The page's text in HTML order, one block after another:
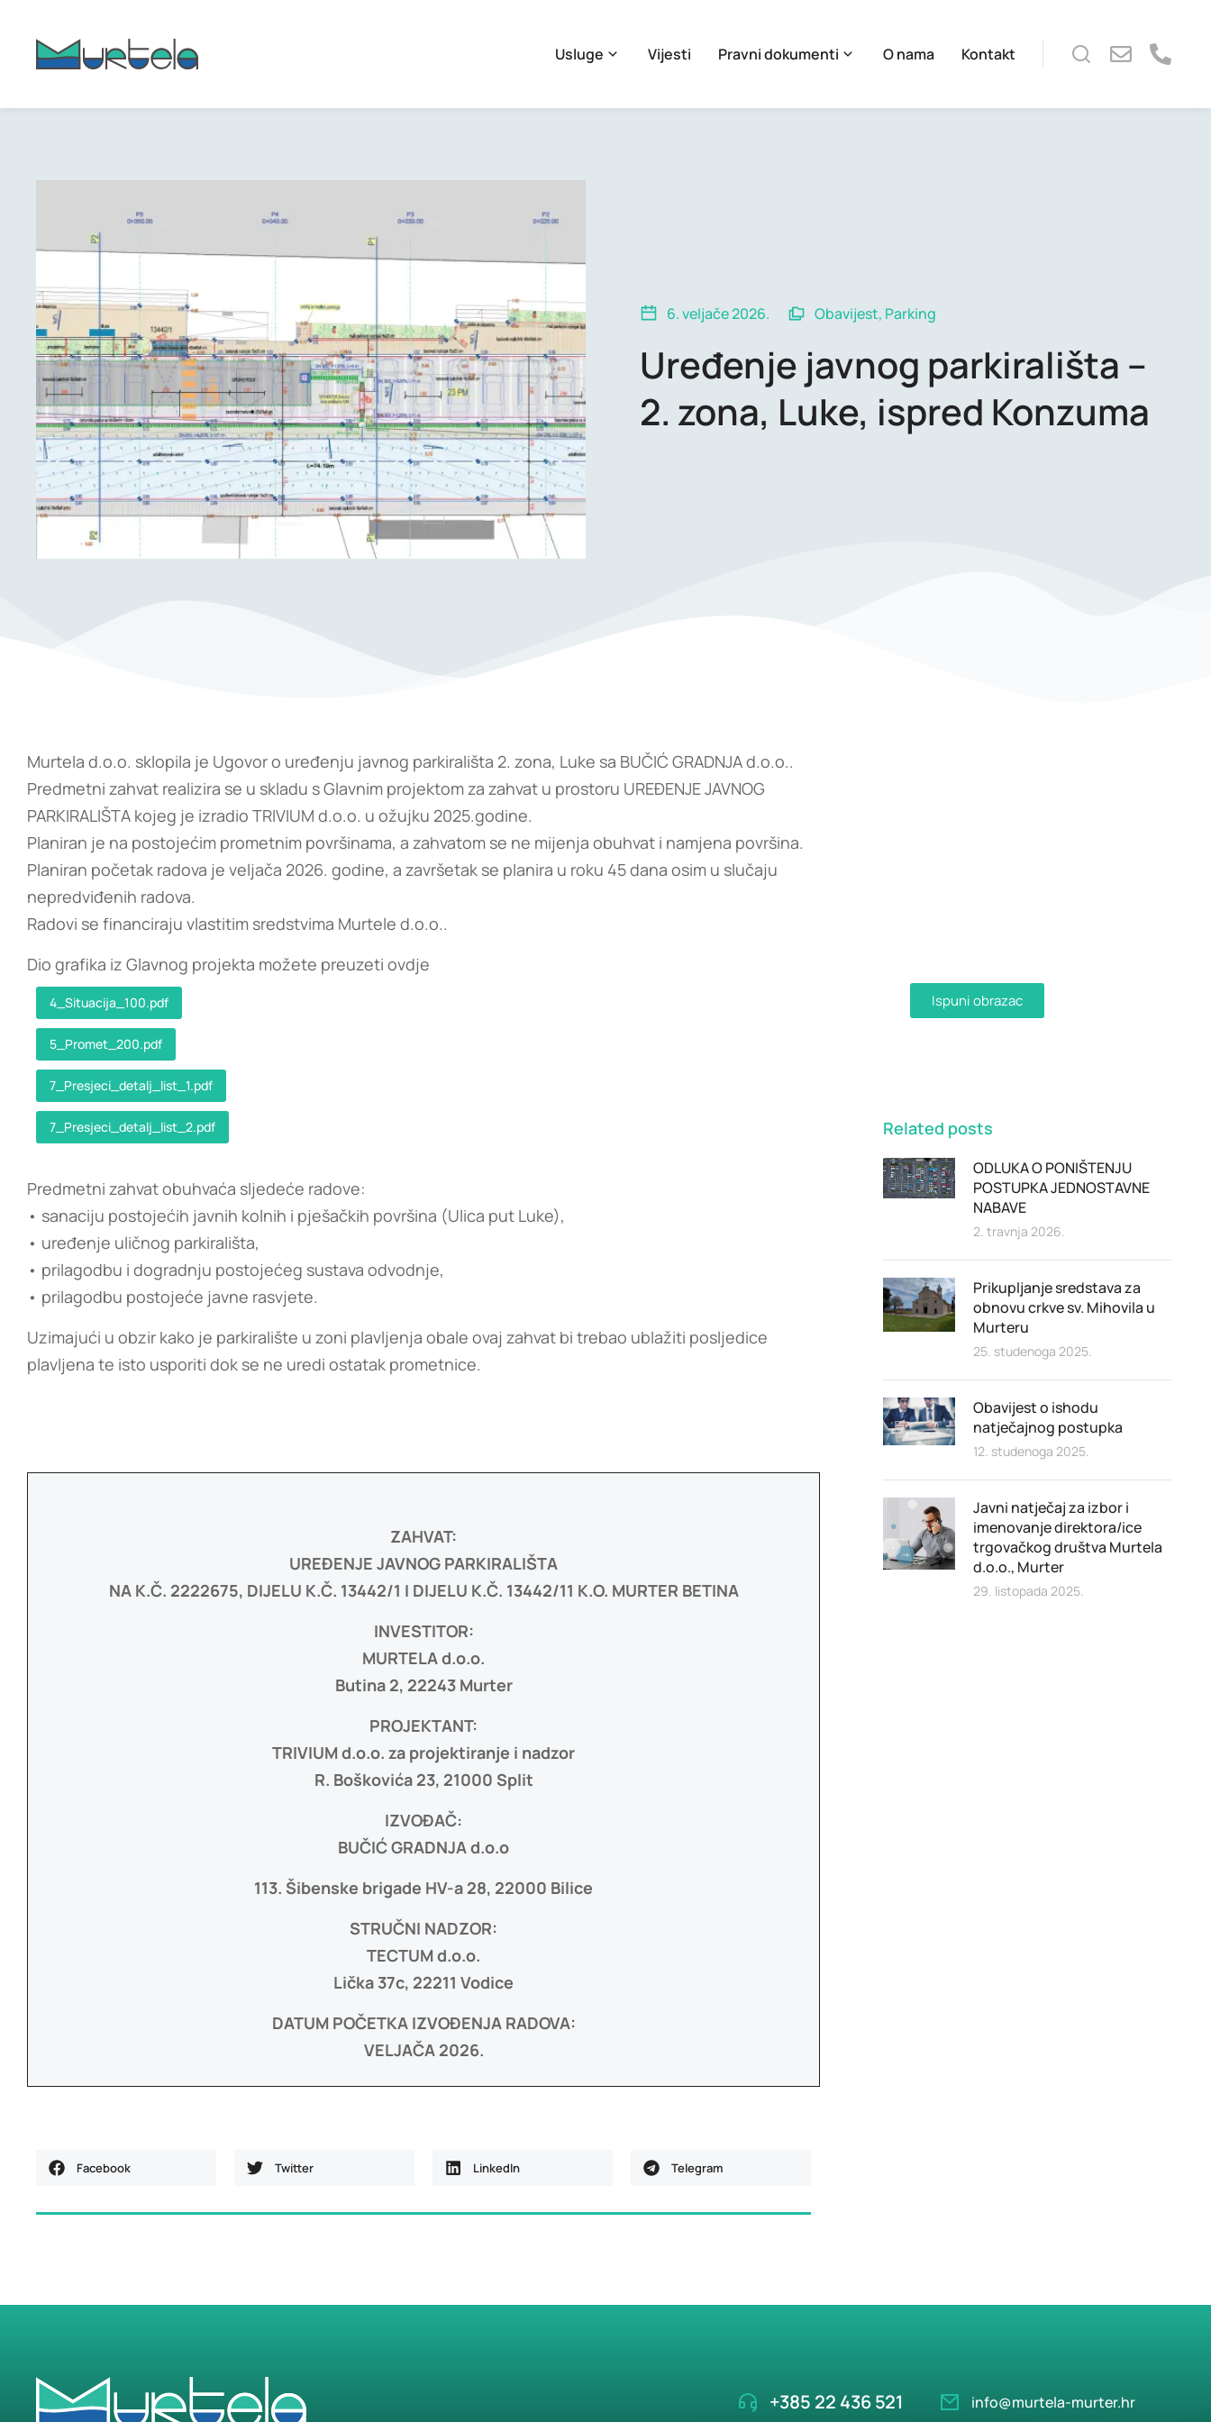
Usluge Vijesti Pravni dokumenti O nama Kontakt
6. veljače 2026. Obavijest, Parking
Uređenje javnog parkirališta –
2. zona, Luke, ispred Konzuma
Murtela d.o.o. sklopila je Ugovor o uređenju javnog parkirališta 2. zona, Luke sa BUČIĆ GRADNJA d.o.o..
Predmetni zahvat realizira se u skladu s Glavnim projektom za zahvat u prostoru UREĐENJE JAVNOG
PARKIRALIŠTA kojeg je izradio TRIVIUM d.o.o. u ožujku 2025.godine.
Planiran je na postojećim prometnim površinama, a zahvatom se ne mijenja obuhvat i namjena površina.
Planiran početak radova je veljača 2026. godine, a završetak se planira u roku 45 dana osim u slučaju
nepredviđenih radova.
Radovi se financiraju vlastitim sredstvima Murtele d.o.o..
Dio grafika iz Glavnog projekta možete preuzeti ovdje
4_Situacija_100.pdf
5_Promet_200.pdf
7_Presjeci_detalj_list_1.pdf
7_Presjeci_detalj_list_2.pdf
Predmetni zahvat obuhvaća sljedeće radove:
• sanaciju postojećih javnih kolnih i pješačkih površina (Ulica put Luke),
• uređenje uličnog parkirališta,
• prilagodbu i dogradnju postojećeg sustava odvodnje,
• prilagodbu postojeće javne rasvjete.
Uzimajući u obzir kako je parkiralište u zoni plavljenja obale ovaj zahvat bi trebao ublažiti posljedice
plavljena te isto usporiti dok se ne uredi ostatak prometnice.
ZAHVAT:
UREĐENJE JAVNOG PARKIRALIŠTA
NA K.Č. 2222675, DIJELU K.Č. 13442/1 I DIJELU K.Č. 13442/11 K.O. MURTER BETINA
INVESTITOR:
MURTELA d.o.o.
Butina 2, 22243 Murter
PROJEKTANT:
TRIVIUM d.o.o. za projektiranje i nadzor
R. Boškovića 23, 21000 Split
IZVOĐAČ:
BUČIĆ GRADNJA d.o.o
113. Šibenske brigade HV-a 28, 22000 Bilice
STRUČNI NADZOR:
TECTUM d.o.o.
Lička 37c, 22211 Vodice
DATUM POČETKA IZVOĐENJA RADOVA:
VELJAČA 2026.
Facebook Twitter LinkedIn Telegram
Ispuni obrazac
Related posts
ODLUKA O PONIŠTENJU
POSTUPKA JEDNOSTAVNE
NABAVE
2. travnja 2026.
Prikupljanje sredstava za
obnovu crkve sv. Mihovila u
Murteru
25. studenoga 2025.
Obavijest o ishodu
natječajnog postupka
12. studenoga 2025.
Javni natječaj za izbor i
imenovanje direktora/ice
trgovačkog društva Murtela
d.o.o., Murter
29. listopada 2025.
+385 22 436 521 info@murtela-murter.hr